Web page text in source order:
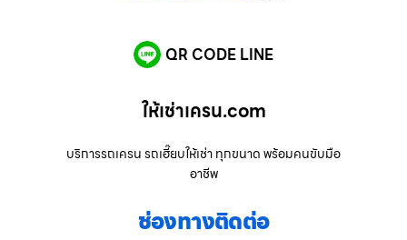
QR CODE LINE
ให้เช่าเครน.com
บริการรถเครน รถเฮี๊ยบให้เช่า ทุกขนาด พร้อมคนขับมือ
อาชีพ
ช่องทางติดต่อ